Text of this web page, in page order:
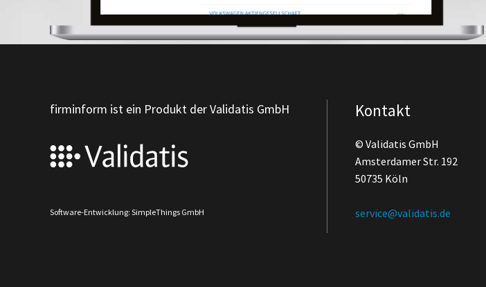
firminform ist ein Produkt der Validatis GmbH
Software-Entwicklung: SimpleThings GmbH
Kontakt
© Validatis GmbH
Amsterdamer Str. 192
50735 Köln
service@validatis.de